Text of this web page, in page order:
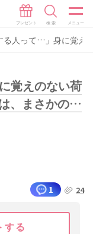
る人って…」身に覚
覚えのない荷
、まさかの…
1
24
する